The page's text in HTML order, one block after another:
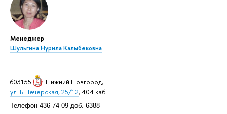
Менеджер
Шульгина Нурила Калыбековна
603155 Нижний Новгород,
ул. Б.Печерская, 25/12, 404 каб.
Телефон 436-74-09 доб. 6388